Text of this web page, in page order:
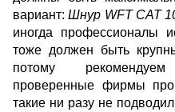
вариант:Шнур WFT CAT
иногда профессионалы
тоже должен быть
потому
проверенные фирмы
такие ни разу не